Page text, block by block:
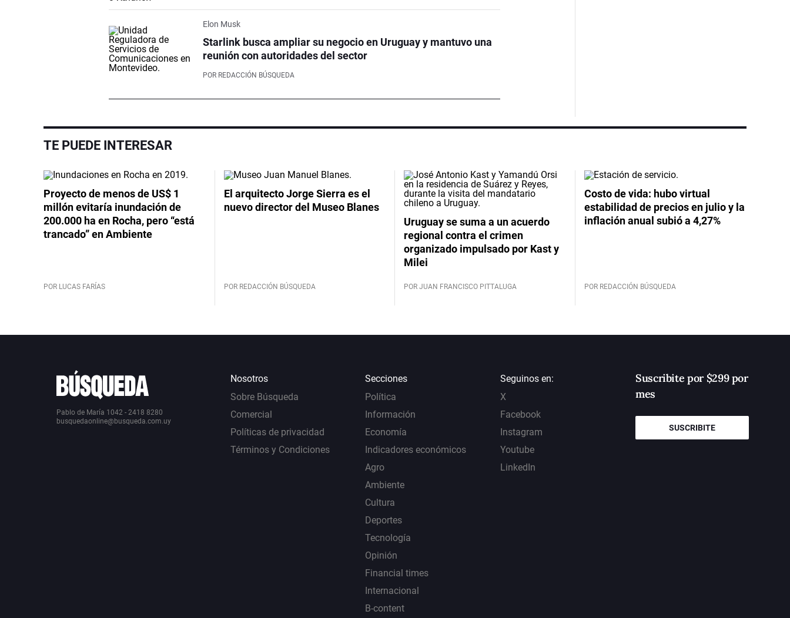
Elon Musk
Starlink busca ampliar su negocio en Uruguay y mantuvo una
reunión con autoridades del sector
POR REDACCIÓN BÚSQUEDA
TE PUEDE INTERESAR
Proyecto de menos de US$ 1
millón evitaría inundación de
200.000 ha en Rocha, pero “está
trancado” en Ambiente
POR LUCAS FARÍAS
El arquitecto Jorge Sierra es el
nuevo director del Museo Blanes
POR REDACCIÓN BÚSQUEDA
Uruguay se suma a un acuerdo
regional contra el crimen
organizado impulsado por Kast y
Milei
POR JUAN FRANCISCO PITTALUGA
Costo de vida: hubo virtual
estabilidad de precios en julio y la
inflación anual subió a 4,27%
POR REDACCIÓN BÚSQUEDA
Pablo de María 1042 - 2418 8280
busquedaonline@busqueda.com.uy
Nosotros
Sobre Búsqueda
Comercial
Políticas de privacidad
Términos y Condiciones
Secciones
Política
Información
Economía
Indicadores económicos
Agro
Ambiente
Cultura
Deportes
Tecnología
Opinión
Financial times
Internacional
B-content
Seguinos en:
X
Facebook
Instagram
Youtube
LinkedIn
Suscribite por $299 por
mes
SUSCRIBITE